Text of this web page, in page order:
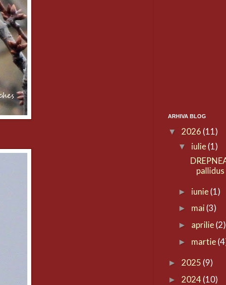
ARHIVA BLOG
▼ 2026 (11)
▼ iulie(1)
pallidus
► iunie(1)
► mai(3)
► aprilie(2)
► martie
► 2025 (9)
► 2024(10)